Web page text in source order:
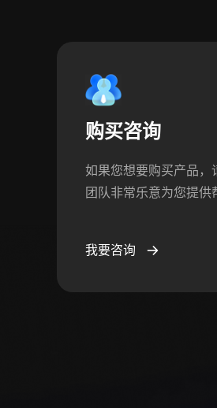
购买咨询
如果您想要购买产品，
团队非常乐意为您提供
我要咨询